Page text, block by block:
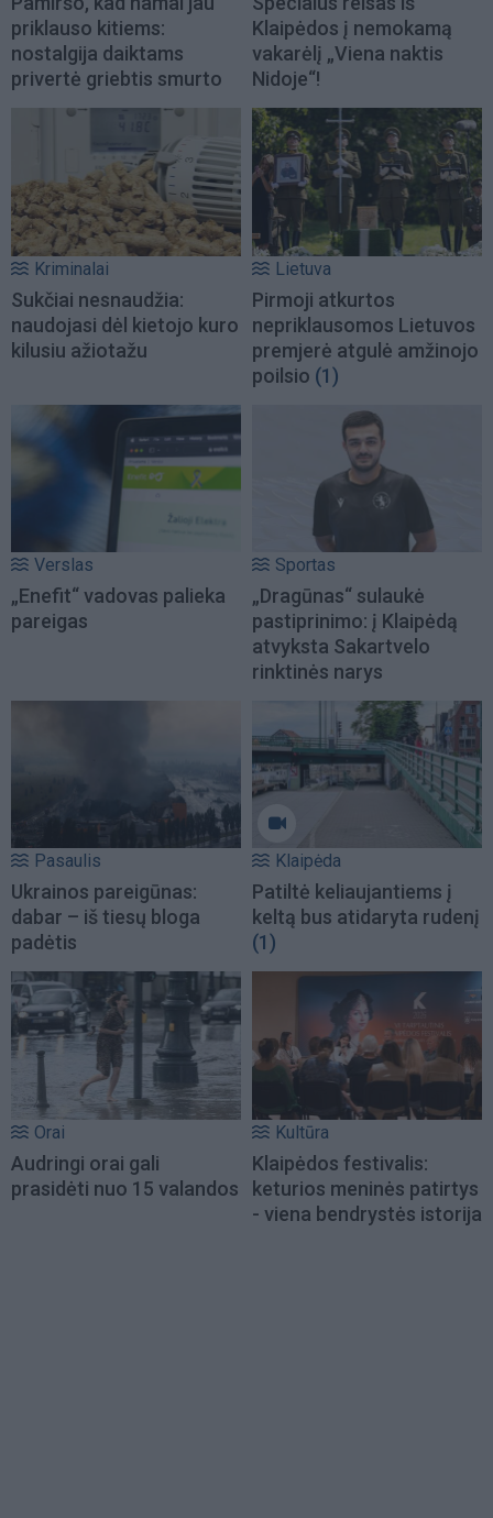
priklauso kitiems:
nostalgija daiktams
privertė griebtis smurto
Klaipėdos į nemokamą
vakarėlį „Viena naktis
Nidoje“!
Kriminalai
Sukčiai nesnaudžia:
naudojasi dėl kietojo kuro
kilusiu ažiotažu
Lietuva
Pirmoji atkurtos
nepriklausomos Lietuvos
premjerė atgulė amžinojo
poilsio (1)
Verslas
„Enefit“ vadovas palieka
pareigas
Sportas
„Dragūnas“ sulaukė
pastiprinimo: į Klaipėdą
atvyksta Sakartvelo
rinktinės narys
Pasaulis
Ukrainos pareigūnas:
dabar – iš tiesų bloga
padėtis
Klaipėda
Patiltė keliaujantiems į
keltą bus atidaryta rudenį
(1)
Orai
Audringi orai gali
prasidėti nuo 15 valandos
Kultūra
Klaipėdos festivalis:
keturios meninės patirtys
- viena bendrystės istorija